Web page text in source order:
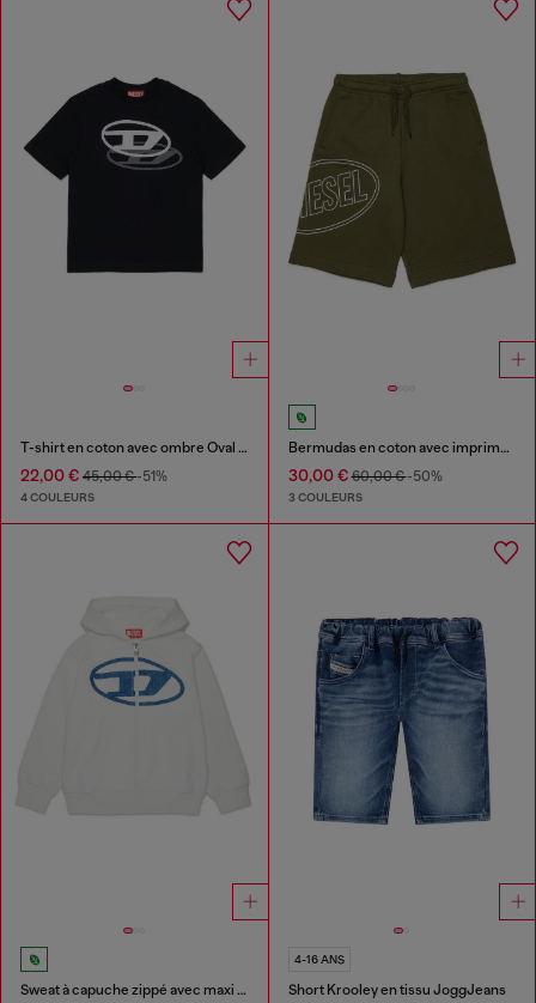
T-shirt en coton avec ombre Oval D
22,00 € 45,00 €-51%
4 COULEURS
Bermudas en coton avec imprimé maxi
30,00 €60,00 €-50%
3 COULEURS
Sweat à capuche zippé avec maxi imprimé
4-16 ANS
Short Krooley en tissu JoggJeans